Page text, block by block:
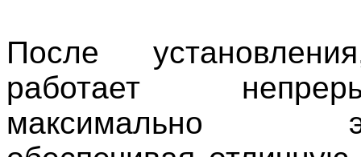
После
работает
максимально